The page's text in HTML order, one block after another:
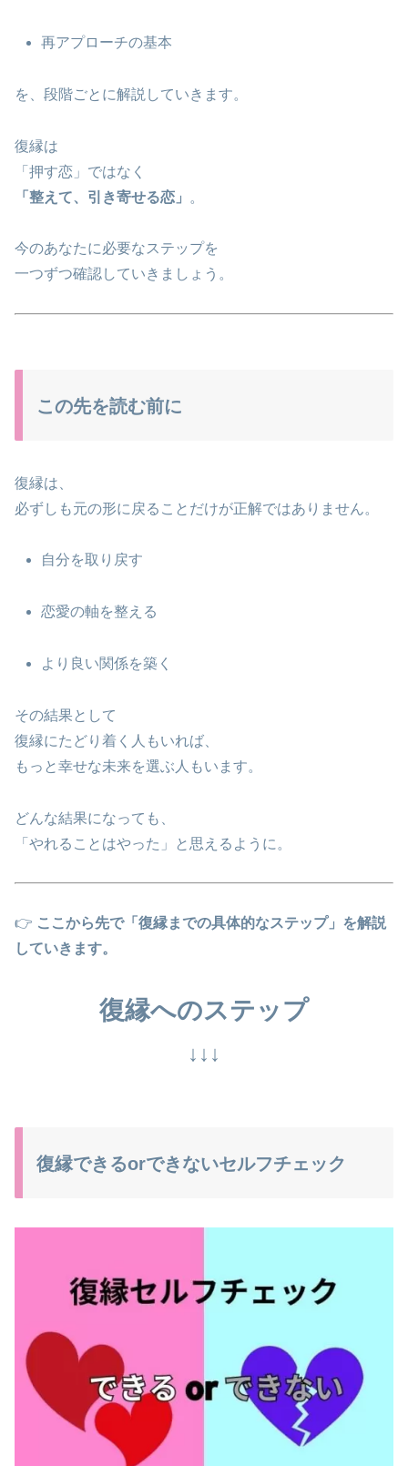
再アプローチの基本
を、段階ごとに解説していきます。
復縁は
「押す恋」ではなく
「整えて、引き寄せる恋」
。
今のあなたに必要なステップを
一つずつ確認していきましょう。
この先を読む前に
復縁は、
必ずしも元の形に戻ることだけが正解ではありません。
自分を取り戻す
恋愛の軸を整える
より良い関係を築く
その結果として
復縁にたどり着く人もいれば、
もっと幸せな未来を選ぶ人もいます。
どんな結果になっても、
「やれることはやった」と思えるように。
👉 ここから先で「復縁までの具体的なステップ」を解説
していきます。
復縁へのステップ
↓↓↓
復縁できるorできないセルフチェック